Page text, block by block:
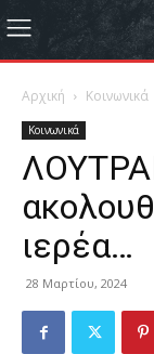
Αρχική Κοινωνικά
Κοινωνικά
ιερέα…
28 Μαρτίου, 2024